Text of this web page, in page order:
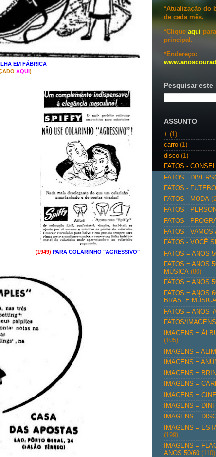
EM FÁBRICA
AQUI )
(1949) PARA COLARINHO "AGRESSIVO"
*Atualização do
de cada mês.
*Clique aqui
principal.
*Endereço:
Pesquisar este
ASSUNTO
+ (1)
carro (1)
disco (1)
FATOS -
FATOS -
FATOS -
FATOS - MODA
FATOS -
FATOS -
FATOS - VAMOS
FATOS - VOCÊ
FATOS = ANOS
FATOS = ANOS
MÚSICA (80)
FATOS = ANOS
FATOS = ANOS
BRAS. E MÚSICA
FATOS = ANOS
FATOS/
IMAGENS =
(105)
IMAGENS =
IMAGENS =
IMAGENS =
IMAGENS =
IMAGENS =
IMAGENS =
IMAGENS =
IMAGENS =
(199)
IMAGENS =
ANOS 50/60 (110)